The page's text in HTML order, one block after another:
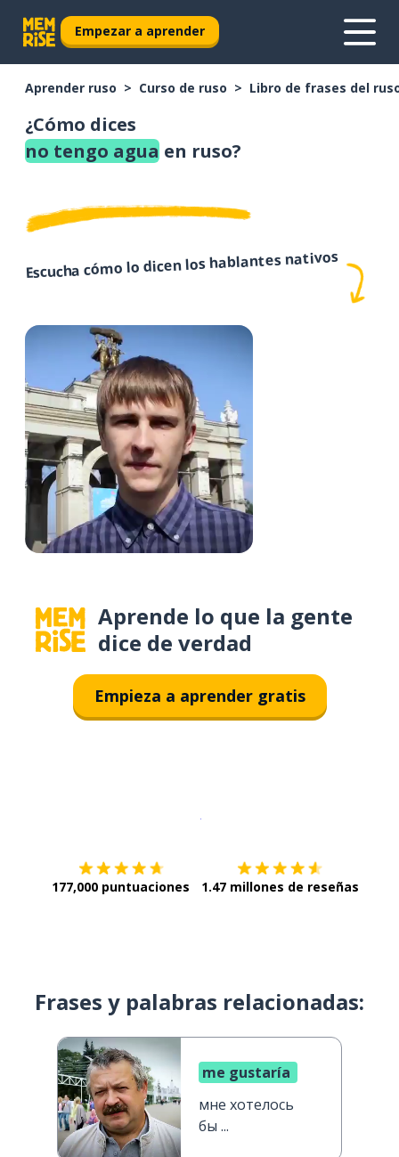
Empezar a aprender
Aprender ruso Curso de ruso Libro de frases del
¿Cómo dices
no tengo agua en ruso?
Escucha cómo lo dicen los hablantes nativos
Aprende lo que la gente
dice de verdad
Empieza a aprender gratis
177,000 puntuaciones 1.47 millones de reseñas
Frases y palabras relacionadas:
me gustaría
мне хотелось
бы ...